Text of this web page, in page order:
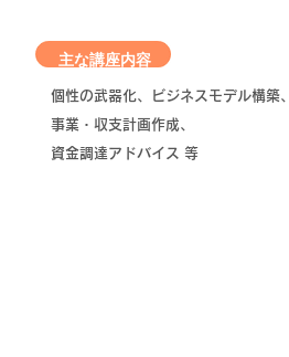
​主な講座内容​​​
個性の武器化、ビジネスモデル構築、
事業・収支計画作成、
資金調達アドバイス 等